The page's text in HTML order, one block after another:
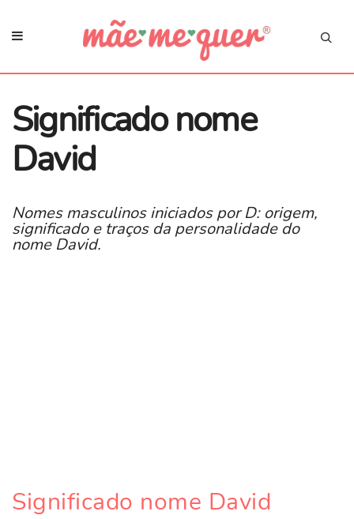
Significado nome
David
Nomes masculinos iniciados por D: origem,
significado e traços da personalidade do
nome David.
Significado nome David